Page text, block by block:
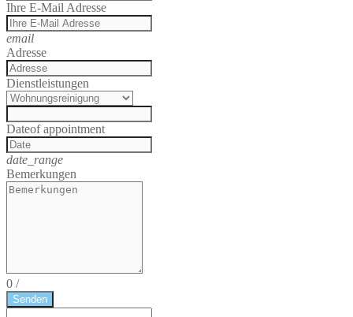
Ihre E-Mail Adresse
email
Adresse
Dienstleistungen
Dateof appointment
date_range
Bemerkungen
0 /
Senden